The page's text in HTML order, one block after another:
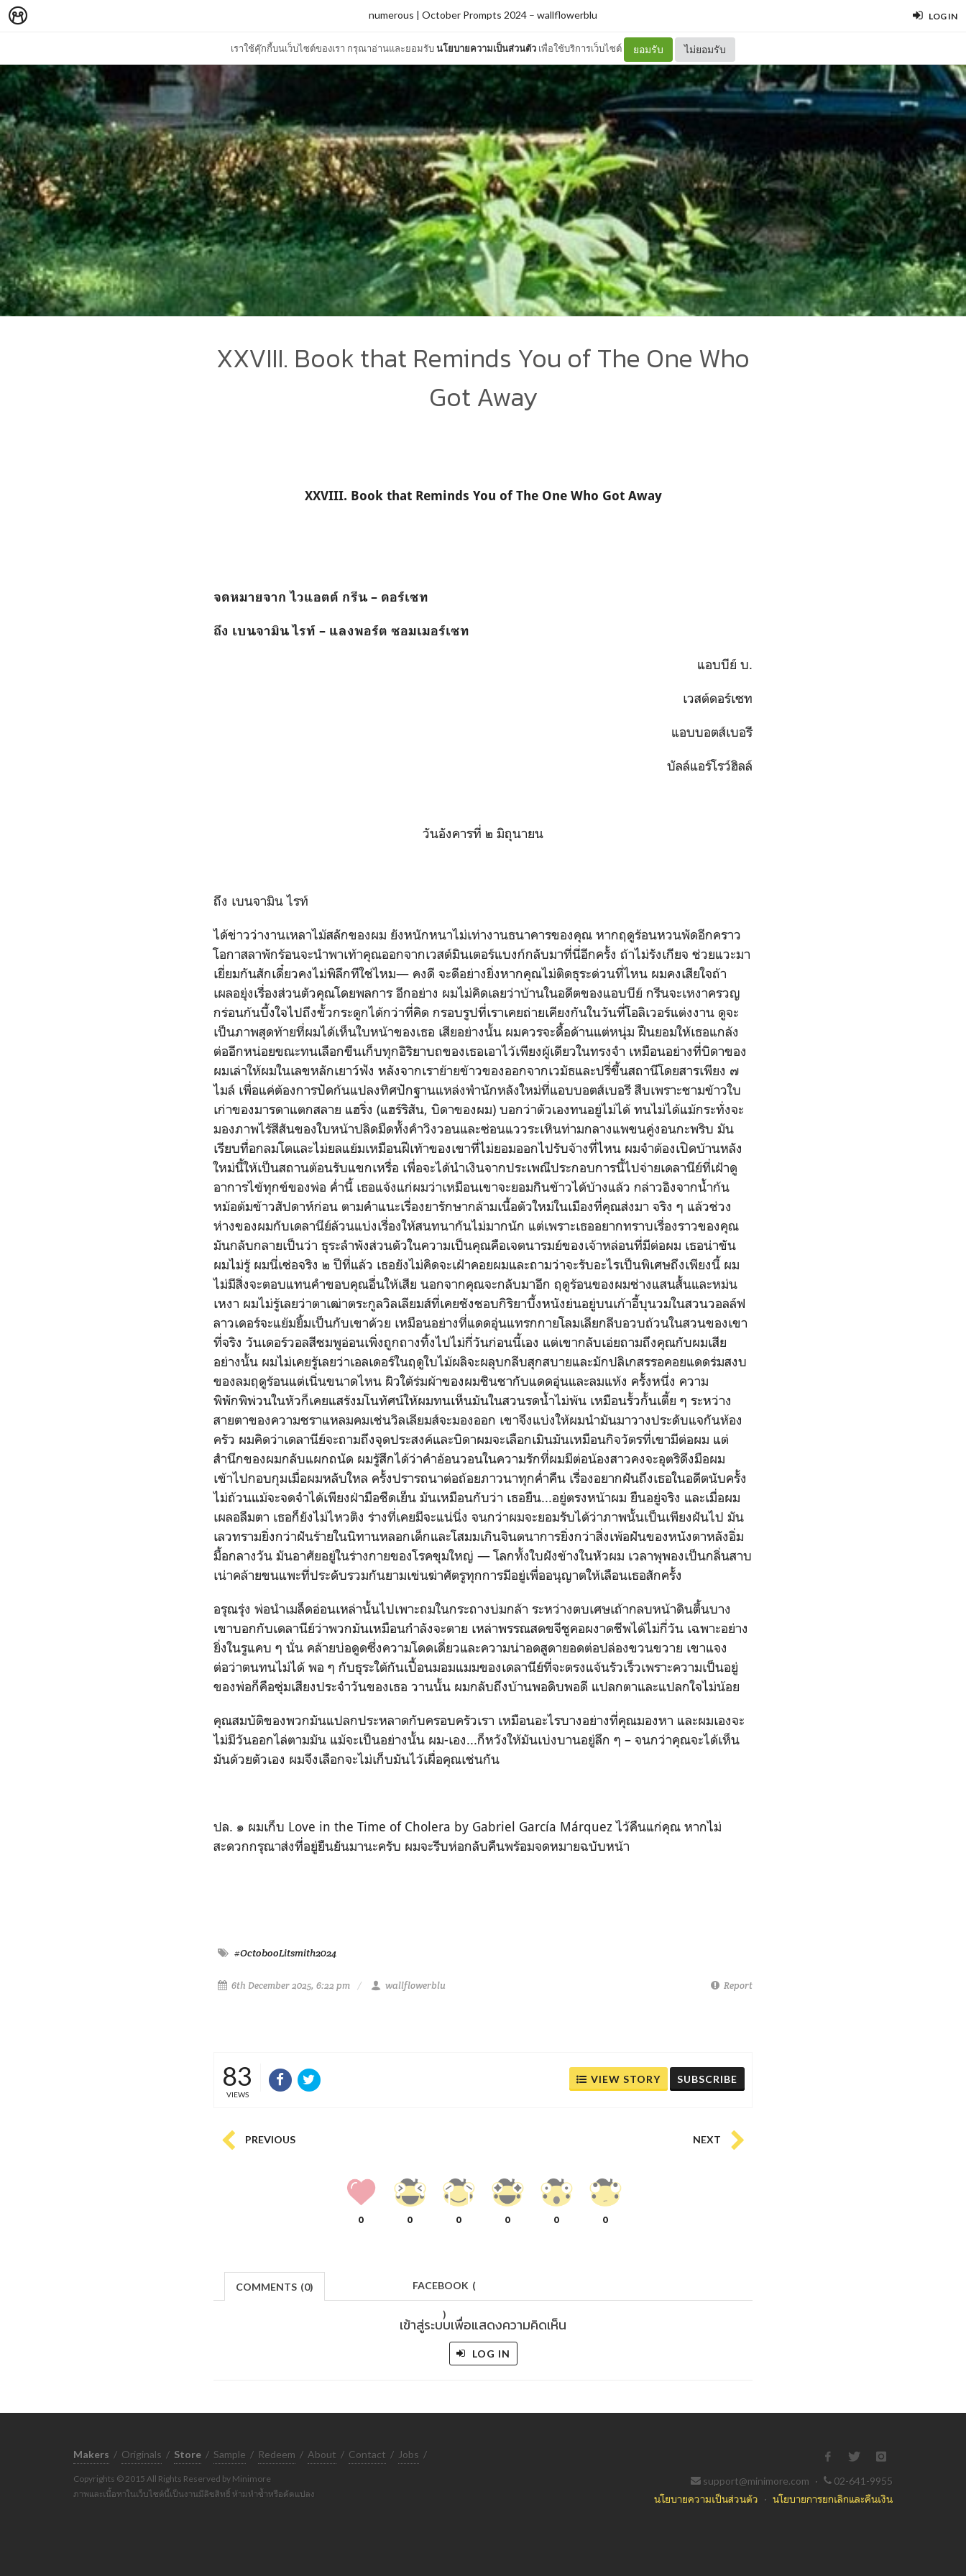
LOG IN
เราใช้คุ๊กกี้บนเว็บไซต์ของเรา กรุณาอ่านและยอมรับนโยบายความเป็นส่วนตัว เพื่อใช้บริการเว็บไซต์ ยอมรับ ไม่ยอมรับ
numerous | October Prompts 2024 – wallflowerblu
XXVIII. Book that Reminds You of The One Who
Got Away
XXVIII. Book that Reminds You of The One Who Got Away
จดหมายจาก ไวแอตต์ กรีน – ดอร์เซท
ถึง เบนจามิน ไรท์ – แลงพอร์ต ซอมเมอร์เซท
แอบบีย์ บ.
เวสต์ดอร์เซท
แอบบอตส์เบอรี
บัลล์แอร์โรว์ฮิลล์
วันอังคารที่ ๒ มิถุนายน
ถึง เบนจามิน ไรท์
ได้ข่าวว่างานเหลาไม้สลักของผม ยังหนักหนาไม่เท่างานธนาคารของคุณ หากฤดูร้อนหวนพัดอีกคราว
โอกาสลาพักร้อนจะนำพาเท้าคุณออกจากเวสต์มินเตอร์แบงก์กลับมาที่นี่อีกครั้ง ถ้าไม่รังเกียจ ช่วยแวะมา
เยี่ยมกันสักเดี๋ยวคงไม่พิลึกทีใช่ไหม— คงดี จะดีอย่างยิ่งหากคุณไม่ติดธุระด่วนที่ไหน ผมคงเสียใจถ้า
เผลอยุ่งเรื่องส่วนตัวคุณโดยพลการ อีกอย่าง ผมไม่คิดเลยว่าบ้านในอดีตของแอบบีย์ กรีนจะเหงาครวญ
กร่อนก้นบึ้งใจไปถึงขั้วกระดูกได้กว่าที่คิด กรอบรูปที่เราเคยถ่ายเคียงกันในวันที่โอลิเวอร์แต่งงาน ดูจะ
เป็นภาพสุดท้ายที่ผมได้เห็นใบหน้าของเธอ เสียอย่างนั้น ผมควรจะดื้อด้านแต่หนุ่ม ฝืนยอมให้เธอแกล้ง
ต่ออีกหน่อยขณะทนเลือกขืนเก็บทุกอิริยาบถของเธอเอาไว้เพียงผู้เดียวในทรงจำ เหมือนอย่างที่บิดาของ
ผมเล่าให้ผมในเลขหลักเยาว์ฟัง หลังจากเราย้ายข้าวของออกจากเวมัธและปรี่ขึ้นสถานีโดยสารเพียง ๗
ไมล์ เพื่อแค่ต้องการปัดก้นแปลงทิศปักฐานแหล่งพำนักหลังใหม่ที่แอบบอตส์เบอรี สืบเพราะชามข้าวใบ
เก่าของมารดาแตกสลาย แฮริ่ง (แฮร์ริสัน, บิดาของผม) บอกว่าตัวเองทนอยู่ไม่ได้ ทนไม่ได้แม้กระทั่งจะ
มองภาพไร้สีสันของใบหน้าปลิดมืดทั้งคำวิงวอนและซ่อนแววระเหินท่ามกลางแพขนคู่งอนกะพริบ มัน
เรียบทื่อกลมโตและไม่ยลแย้มเหมือนฝีเท้าของเขาที่ไม่ยอมออกไปรับจ้างที่ไหน ผมจำต้องเปิดบ้านหลัง
ใหม่นี้ให้เป็นสถานต้อนรับแขกเหรื่อ เพื่อจะได้นำเงินจากประเพณีประกอบการนี้ไปจ่ายเดลานีย์ที่เฝ้าดู
อาการไข้ทุกข์ของพ่อ ค่ำนี้ เธอแจ้งแก่ผมว่าเหมือนเขาจะยอมกินข้าวได้บ้างแล้ว กล่าวอิงจากน้ำก้น
หม้อต้มข้าวสัปดาห์ก่อน ตามคำแนะเรื่องยารักษากล้ามเนื้อตัวใหม่ในเมืองที่คุณส่งมา จริง ๆ แล้วช่วง
ห่างของผมกับเดลานีย์ล้วนแบ่งเรื่องให้สนทนากันไม่มากนัก แต่เพราะเธออยากทราบเรื่องราวของคุณ
มันกลับกลายเป็นว่า ธุระลำพังส่วนตัวในความเป็นคุณคือเจตนารมย์ของเจ้าหล่อนที่มีต่อผม เธอน่าขัน
ผมไม่รู้ ผมนี่เซ่อจริง ๒ ปีที่แล้ว เธอยังไม่คิดจะเฝ้าคอยผมและถามว่าจะรับอะไรเป็นพิเศษถึงเพียงนี้ ผม
ไม่มีสิ่งจะตอบแทนคำขอบคุณอื่นให้เสีย นอกจากคุณจะกลับมาอีก ฤดูร้อนของผมช่างแสนสั้นและหม่น
เหงา ผมไม่รู้เลยว่าตาเฒ่าตระกูลวิลเลียมส์ที่เคยชังชอบกิริยาบึ้งหนังย่นอยู่บนเก้าอี้บุนวมในสวนวอลล์ฟ
ลาวเดอร์จะแย้มยิ้มเป็นกับเขาด้วย เหมือนอย่างที่แดดอุ่นแทรกกายโลมเลียกลีบอวบถ้วนในสวนของเขา
ที่จริง วันเดอร์วอลสีชมพูอ่อนเพิ่งถูกถางทิ้งไปไม่กี่วันก่อนนี้เอง แต่เขากลับเอ่ยถามถึงคุณกับผมเสีย
อย่างนั้น ผมไม่เคยรู้เลยว่าเอลเดอร์ในฤดูใบไม้ผลิจะผลุบกลีบสุกสบายและมักปลิเกสรรอคอยแดดร่มสงบ
ของลมฤดูร้อนแต่เนิ่นขนาดไหน ผิวใต้ร่มผ้าของผมชินชากับแดดอุ่นและลมแห้ง ครั้งหนึ่ง ความ
พิพักพิพ่วนในหัวก็เคยแสร้งมโนทัศน์ให้ผมทนเห็นมันในสวนรดน้ำไม่พ้น เหมือนรั้วกั้นเตี้ย ๆ ระหว่าง
สายตาของความชราแหลมคมเช่นวิลเลียมส์จะมองออก เขาจึงแบ่งให้ผมนำมันมาวางประดับแจกันห้อง
ครัว ผมคิดว่าเดลานีย์จะถามถึงจุดประสงค์และบิดาผมจะเลือกเมินมันเหมือนกิจวัตรที่เขามีต่อผม แต่
สำนึกของผมกลับแผกถนัด ผมรู้สึกได้ว่าคำอ้อนวอนในความรักที่ผมมีต่อน้องสาวคงจะอุตริดึงมือผม
เข้าไปกอบกุมเมื่อผมหลับใหล ครั้งปรารถนาต่อถ้อยภาวนาทุกค่ำคืน เรื่องอยากฝันถึงเธอในอดีตนับครั้ง
ไม่ถ้วนแม้จะจดจำได้เพียงฝ่ามือชืดเย็น มันเหมือนกับว่า เธอยืน...อยู่ตรงหน้าผม ยืนอยู่จริง และเมื่อผม
เผลอลืมตา เธอก็ยังไม่ไหวติง ร่างที่เคยมีจะแน่นิ่ง จนกว่าผมจะยอมรับได้ว่าภาพนั้นเป็นเพียงฝันไป มัน
เลวทรามยิ่งกว่าฝันร้ายในนิทานหลอกเด็กและโสมมเกินจินตนาการยิ่งกว่าสิ่งเพ้อฝันของหนังตาหลังอิ่ม
มื้อกลางวัน มันอาศัยอยู่ในร่างกายของโรคขุมใหญ่ — โลกทั้งใบฝังข้างในหัวผม เวลาพุพองเป็นกลิ่นสาบ
เน่าคล้ายขนแพะที่ประดับรวมกันยามเข่นฆ่าศัตรูทุกการมีอยู่เพื่ออนุญาตให้เลือนเธอสักครั้ง
อรุณรุ่ง พ่อนำเมล็ดอ่อนเหล่านั้นไปเพาะถมในกระถางบ่มกล้า ระหว่างตบเศษเถ้ากลบหน้าดินตื้นบาง
เขาบอกกับเดลานีย์ว่าพวกมันเหมือนกำลังจะตาย เหล่าพรรณสดขจีชูคอผงาดชีพได้ไม่กี่วัน เฉพาะอย่าง
ยิ่งในรูแคบ ๆ นั่น คล้ายบ่อดูดซึ่งความโดดเดี่ยวและความน่าอดสูดายอดต่อปล่องขวนขวาย เขาแจง
ต่อว่าตนทนไม่ได้ พอ ๆ กับธุระใต้กันเปื้อนมอมแมมของเดลานีย์ที่จะตรงแจ้นรัวเร็วเพราะความเป็นอยู่
ของพ่อก็คือซุ่มเสียงประจำวันของเธอ วานนั้น ผมกลับถึงบ้านพอดิบพอดี แปลกตาและแปลกใจไม่น้อย
คุณสมบัติของพวกมันแปลกประหลาดกับครอบครัวเรา เหมือนอะไรบางอย่างที่คุณมองหา และผมเองจะ
ไม่มีวันออกไล่ตามมัน แม้จะเป็นอย่างนั้น ผม-เอง...ก็หวังให้มันเบ่งบานอยู่ลึก ๆ – จนกว่าคุณจะได้เห็น
มันด้วยตัวเอง ผมจึงเลือกจะไม่เก็บมันไว้เผื่อคุณเช่นกัน
ปล. ๑ ผมเก็บ Love in the Time of Cholera by Gabriel García Márquez ไว้คืนแก่คุณ หากไม่
สะดวกกรุณาส่งที่อยู่ยืนยันมานะครับ ผมจะรีบห่อกลับคืนพร้อมจดหมายฉบับหน้า
#OctobooLitsmith2024
6th December 2025, 6:22 pm wallflowerblu Report
83
VIEWS
VIEW STORY SUBSCRIBE
PREVIOUS NEXT
0 0 0 0 0 0
COMMENTS (0) FACEBOOK (
)
เข้าสู่ระบบเพื่อแสดงความคิดเห็น
LOG IN
Makers / Originals / Store / Sample / Redeem / About / Contact / Jobs /
Copyrights © 2015 All Rights Reserved by Minimore
ภาพและเนื้อหาในเว็บไซต์นี้เป็นงานมีลิขสิทธิ์ ห้ามทำซ้ำหรือดัดแปลง
support@minimore.com ·
02-641-9955
นโยบายความเป็นส่วนตัว · นโยบายการยกเลิกและคืนเงิน